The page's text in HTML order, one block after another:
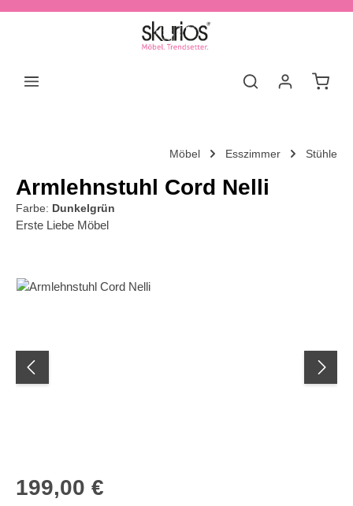
Zum Hauptinhalt springen
Möbel Esszimmer Stühle
Armlehnstuhl Cord Nelli
Farbe: Dunkelgrün
Erste Liebe Möbel
Bildergalerie überspringen
Regulärer Preis:
199,00 €